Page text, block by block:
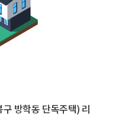
방학동 단독주택) 리